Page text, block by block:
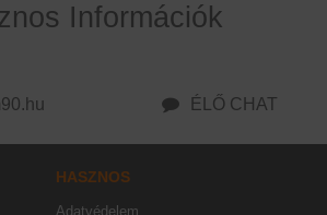
Információk
ÉLŐ CHAT
HASZNOS
Adatvédelem